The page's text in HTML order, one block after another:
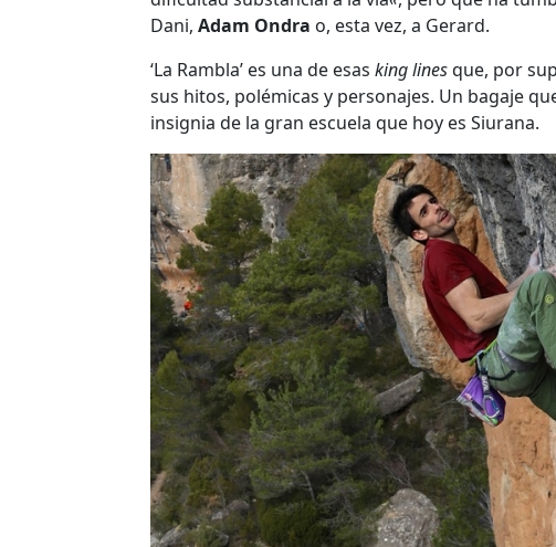
Dani, Adam Ondra o, esta vez, a Gerard.
‘La Rambla’ es una de esas king linesque, por
sus hitos, polémicas y personajes. Un bagaje
insignia de la gran escuela que hoy es Siurana.